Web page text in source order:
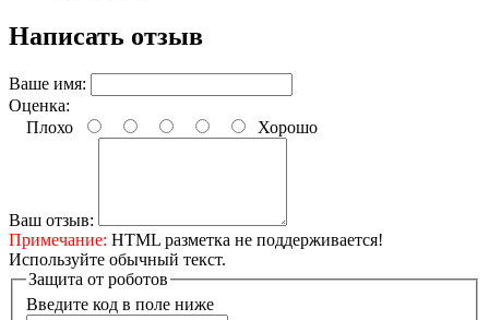
Написать отзыв
Ваше имя:
Оценка:
Плохо
Хорошо
Ваш отзыв:
Примечание: HTML разметка не поддерживается!
Используйте обычный текст.
Защита от роботов
Введите код в поле ниже